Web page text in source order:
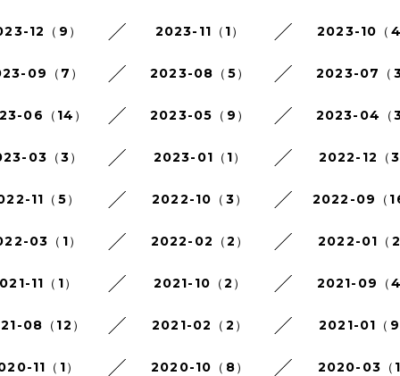
12（9） 2023-11（1） 2023-10（
09（7） 2023-08（5） 2023-07（
06（14） 2023-05（9） 2023-04（
03（3） 2023-01（1） 2022-12（
11（5） 2022-10（3） 2022-09（
03（1） 2022-02（2） 2022-01（
11（1） 2021-10（2） 2021-09（
08（12） 2021-02（2） 2021-01（
11（1） 2020-10（8） 2020-03（